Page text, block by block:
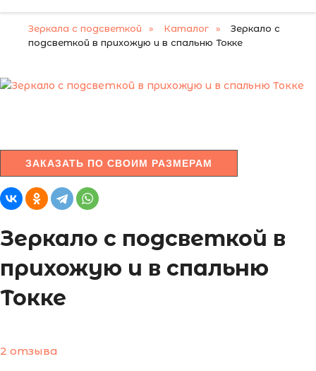
Зеркала с подсветкой Каталог
Зеркало с
подсветкой в прихожую и в спальню Токке
ЗАКАЗАТЬ ПО СВОИМ РАЗМЕРАМ
Зеркало с подсветкой в
прихожую и в спальню
Токке
2 отзыва